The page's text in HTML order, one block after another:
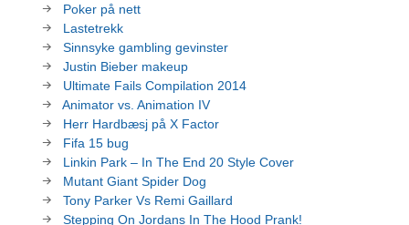
Poker på nett
Lastetrekk
Sinnsyke gambling gevinster
Justin Bieber makeup
Ultimate Fails Compilation 2014
Animator vs. Animation IV
Herr Hardbæsj på X Factor
Fifa 15 bug
Linkin Park – In The End 20 Style Cover
Mutant Giant Spider Dog
Tony Parker Vs Remi Gaillard
Stepping On Jordans In The Hood Prank!